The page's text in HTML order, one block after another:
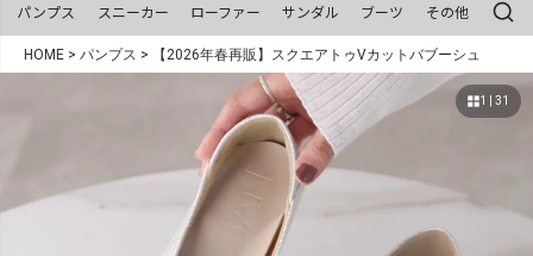
パンプス スニーカー ローファー サンダル ブーツ その他
HOME パンプス 【2026年春再販】スクエアトゥVカットバブーシュ
1 | 31